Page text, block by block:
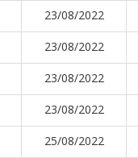
23/08/2022
23/08/2022
23/08/2022
23/08/2022
25/08/2022